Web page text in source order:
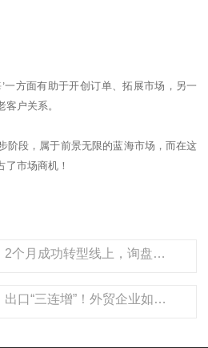
’一方面有助于开创订单、拓展市场，另一
户关系。
阶段，属于前景无限的蓝海市场，而在这
市场商机！
传统企业景云商贸，2个月成功转型线上，询盘量破500！
好消息！外贸回暖，出口“三连增”！外贸企业如何抓住增长机会？